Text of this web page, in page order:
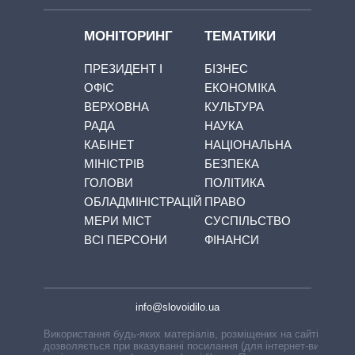
МОНІТОРИНГ
ПРЕЗИДЕНТ І
ОФІС
ВЕРХОВНА
РАДА
КАБІНЕТ
МІНІСТРІВ
ГОЛОВИ
ОБЛАДМІНІСТРАЦІЙ
МЕРИ МІСТ
ВСІ ПЕРСОНИ
ТЕМАТИКИ
БІЗНЕС
ЕКОНОМІКА
КУЛЬТУРА
НАУКА
НАЦІОНАЛЬНА
БЕЗПЕКА
ПОЛІТИКА
ПРАВО
СУСПІЛЬСТВО
ФІНАНСИ
info@slovoidilo.ua
Використання будь-яких матеріалів, розміщених на сайті,
дозволяється при вказуванні посилання (для інтернет-видань